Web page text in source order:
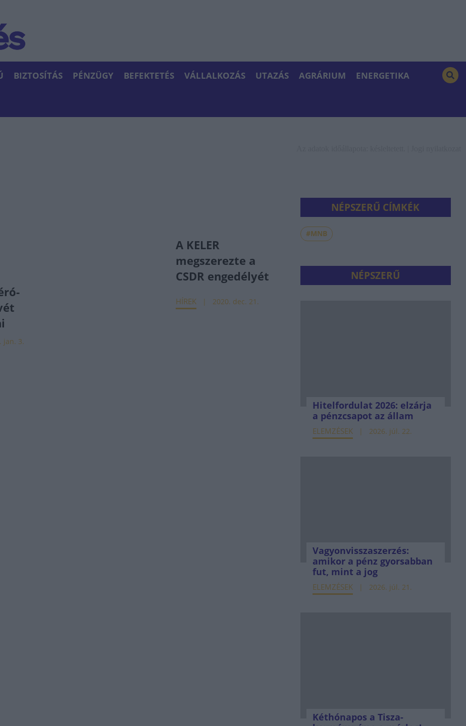
BIZTOSÍTÁS PÉNZÜGY BEFEKTETÉS VÁLLALKOZÁS UTAZÁS AGRÁRIUM ENERGETIKA
jan. 3.
A KELER
megszerezte a
CSDR engedélyét
HÍREK 2020. dec. 21.
NÉPSZERŰ CÍMKÉK
#MNB
NÉPSZERŰ
Hitelfordulat 2026: elzárja
a pénzcsapot az állam
ELEMZÉSEK 2026. júl. 22.
Vagyonvisszaszerzés:
amikor a pénz gyorsabban
fut, mint a jog
ELEMZÉSEK 2026. júl. 21.
Kéthónapos a Tisza-